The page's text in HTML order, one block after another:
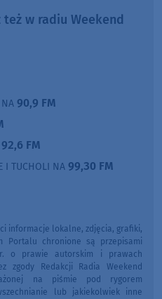
w radiu Weekend
NA 90,9 FM
92,6 FM
I TUCHOLI NA 99,30 FM
informacje lokalne, zdjęcia, grafiki,
Portalu chronione są przepisami
o prawie autorskim i prawach
zgody Redakcji Radia Weekend
na piśmie pod rygorem
lub jakiekolwiek inne